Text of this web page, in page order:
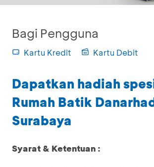
Bagi Pengguna
Kartu Kredit Kartu Debit
Dapatkan hadiah
Rumah Batik
Surabaya
Syarat & Ketentuan :